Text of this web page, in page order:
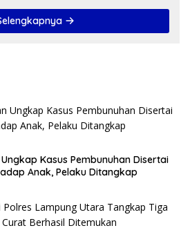
Kasus Pembunuhan Disertai
Anak, Pelaku Ditangkap